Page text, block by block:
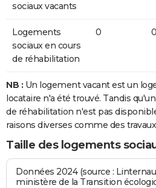
sociaux vacants
Logements
sociaux en cours
de réhabilitation
0
NB : Un logement vacant est un
locataire n'a été trouvé. Tandis
de réhabilitation n'est pas
raisons diverses comme des
Taille des logements
Données 2024 (source :
ministère de la Transition